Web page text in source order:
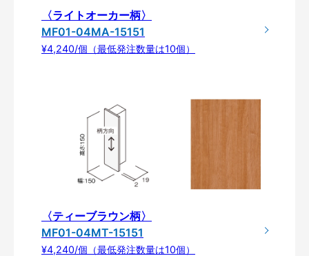
〈ライトオーカー柄〉
MF01-04MA-15151
¥4,240/個（最低発注数量は10個）
〈ティーブラウン柄〉
MF01-04MT-15151
¥4,240/個（最低発注数量は10個）